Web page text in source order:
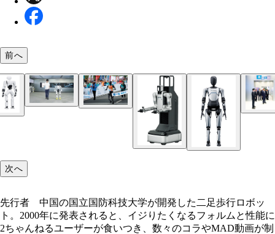
を構築できるというホビー要素の強いロボット。
のように人間をサポートすることも可能だ（智元
社製）
今年4月に北京で開催された二足歩行ロボットによ
フマラソン大会。ロボットマラソンの初代優勝者
選科技社製の「天工」
今年4月、上海市を訪問した習近平国家主席も遠征
今年4月に開催された上海モーターショーでは、遠
がセールスマンとして参加。英語、中国語、日本
夏瀾 世界初の直立歩行可能なリアルフェース人
ット。顔は完全に人型、目線移動やトーク時に口
ルに動き、音声による自然な対話が可能。顔部分
ダーメードできるので、自分の分身も制作可能だ
深圳市の水族館「小梅沙海洋世界」ではロボット
ベエザメを展示して話題に
アダルト系ドールの最大手、中国の「EX DOLL社
2026年にセックスロボットを発売予定。人工皮膚
を生かしたドールの豊かな表情の再現など、同社
大阪・関西万博の会場に登場したWalkerシリーズ
選科技社製）
日本企業の工場で採用されるJAKA社製の産業ロボ
前へ
次へ
先行者 中国の国立国防科技大学が開発した二足歩行ロボッ
ト。2000年に発表されると、イジりたくなるフォルムと性能に
2ちゃんねるユーザーが食いつき、数々のコラやMAD動画が制